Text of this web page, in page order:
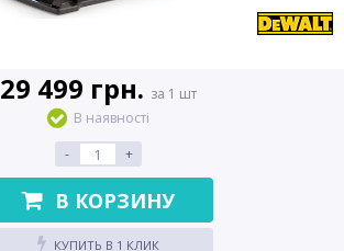
29 499 грн. за 1 шт
В наявності
-
+
В КОРЗИНУ
КУПИТЬ В 1 КЛИК